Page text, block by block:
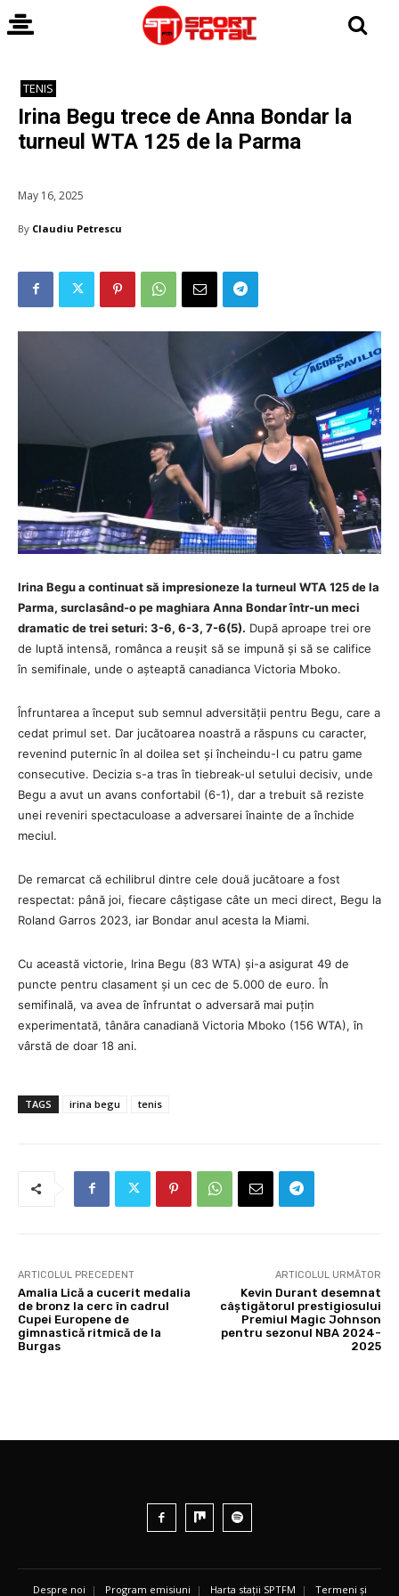
TENIS
Irina Begu trece de Anna Bondar la
turneul WTA 125 de la Parma
May 16, 2025
By Claudiu Petrescu
Irina Begu a continuat să impresioneze la turneul WTA 125 de la
Parma, surclasând-o pe maghiara Anna Bondar într-un meci
dramatic de trei seturi: 3-6, 6-3, 7-6(5). După aproape trei ore
de luptă intensă, românca a reușit să se impună și să se califice
în semifinale, unde o așteaptă canadianca Victoria Mboko.
Înfruntarea a început sub semnul adversității pentru Begu, care a
cedat primul set. Dar jucătoarea noastră a răspuns cu caracter,
revenind puternic în al doilea set și încheindu-l cu patru game
consecutive. Decizia s-a tras în tiebreak-ul setului decisiv, unde
Begu a avut un avans confortabil (6-1), dar a trebuit să reziste
unei reveniri spectaculoase a adversarei înainte de a închide
meciul.
De remarcat că echilibrul dintre cele două jucătoare a fost
respectat: până joi, fiecare câștigase câte un meci direct, Begu la
Roland Garros 2023, iar Bondar anul acesta la Miami.
Cu această victorie, Irina Begu (83 WTA) și-a asigurat 49 de
puncte pentru clasament și un cec de 5.000 de euro. În
semifinală, va avea de înfruntat o adversară mai puțin
experimentată, tânăra canadiană Victoria Mboko (156 WTA), în
vârstă de doar 18 ani.
TAGS irina begu tenis
ARTICOLUL PRECEDENT
Amalia Lică a cucerit medalia
de bronz la cerc în cadrul
Cupei Europene de
gimnastică ritmică de la
Burgas
ARTICOLUL URMĂTOR
Kevin Durant desemnat
câștigătorul prestigiosului
Premiul Magic Johnson
pentru sezonul NBA 2024-
2025
Despre noi | Program emisiuni | Harta stații SPTFM | Termeni și